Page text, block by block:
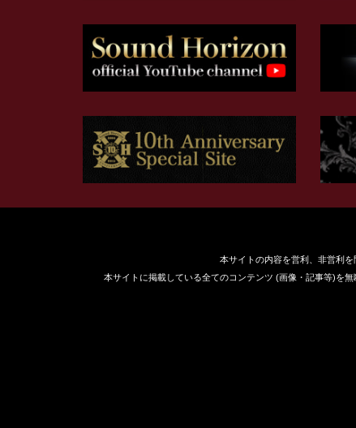
本サイトの内容を営利、非営利
本サイトに掲載している全てのコンテンツ (画像・記事等)を